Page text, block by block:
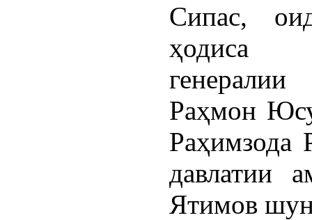
Сипас,
ҳодиса
Раҳмон
Раҳимзода
давлатии
Ятимов